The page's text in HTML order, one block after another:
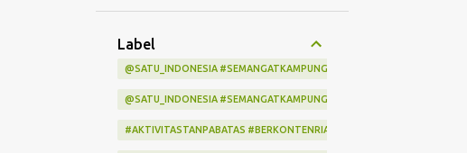
Label
@SATU_INDONESIA #SEMANGATKAMPUNGINDONESIA
@SATU_INDONESIA #SEMANGATKAMPUNGINDONESIA
#AKTIVITASTANPABATAS #BERKONTENRIABERSAMAINDIHOME